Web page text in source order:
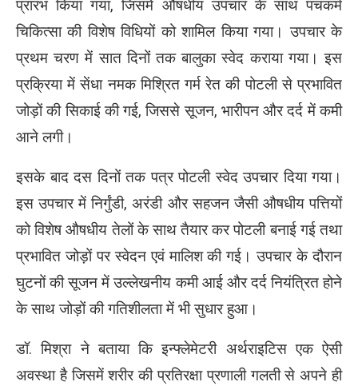
प्रारंभ किया गया, जिसमें औषधीय उपचार के साथ पंचकर्म
चिकित्सा की विशेष विधियों को शामिल किया गया। उपचार के
प्रथम चरण में सात दिनों तक बालुका स्वेद कराया गया। इस
प्रक्रिया में सेंधा नमक मिश्रित गर्म रेत की पोटली से प्रभावित
जोड़ों की सिकाई की गई, जिससे सूजन, भारीपन और दर्द में कमी
आने लगी।
इसके बाद दस दिनों तक पत्र पोटली स्वेद उपचार दिया गया।
इस उपचार में निर्गुंडी, अरंडी और सहजन जैसी औषधीय पत्तियों
को विशेष औषधीय तेलों के साथ तैयार कर पोटली बनाई गई तथा
प्रभावित जोड़ों पर स्वेदन एवं मालिश की गई। उपचार के दौरान
घुटनों की सूजन में उल्लेखनीय कमी आई और दर्द नियंत्रित होने
के साथ जोड़ों की गतिशीलता में भी सुधार हुआ।
डॉ. मिश्रा ने बताया कि इन्फ्लेमेटरी अर्थराइटिस एक ऐसी
अवस्था है जिसमें शरीर की प्रतिरक्षा प्रणाली गलती से अपने ही